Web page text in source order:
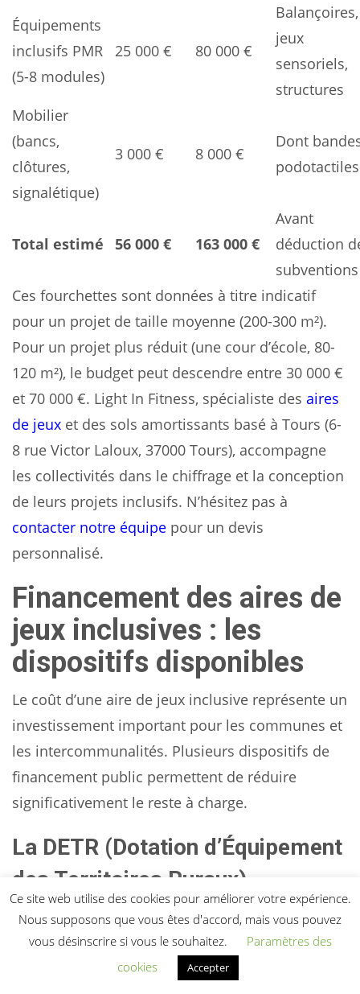
Équipements
inclusifs PMR
(5-8 modules)
25 000 € 80 000 €
Balançoires,
jeux
sensoriels,
structures
Mobilier
(bancs,
clôtures,
signalétique)
3 000 € 8 000 €
Dont
podotactiles
Total estimé 56 000 € 163 000 €
Avant
déduction
subventions
Ces fourchettes sont données à titre indicatif
pour un projet de taille moyenne (200-300 m²).
Pour un projet plus réduit (une cour d’école, 80-
120 m²), le budget peut descendre entre 30 000 €
et 70 000 €. Light In Fitness, spécialiste des aires
de jeux et des sols amortissants basé à Tours (6-
8 rue Victor Laloux, 37000 Tours), accompagne
les collectivités dans le chiffrage et la conception
de leurs projets inclusifs. N’hésitez pas à
contacter notre équipe pour un devis
personnalisé.
Financement des aires de
jeux inclusives : les
dispositifs disponibles
Le coût d’une aire de jeux inclusive représente un
investissement important pour les communes et
les intercommunalités. Plusieurs dispositifs de
financement public permettent de réduire
significativement le reste à charge.
La DETR (Dotation d’Équipement
des Territoires Ruraux)
LaDETRest attribuée par le préfet de
département aux communes et EPCI ruraux. Elle
finance des projets d’investissement dans les
Ce site web utilise des cookies pour améliorer votre expérience.
Nous supposons que vous êtes d'accord, mais vous pouvez
vous désinscrire si vous le souhaitez.
Paramètres des
cookies
Accepter